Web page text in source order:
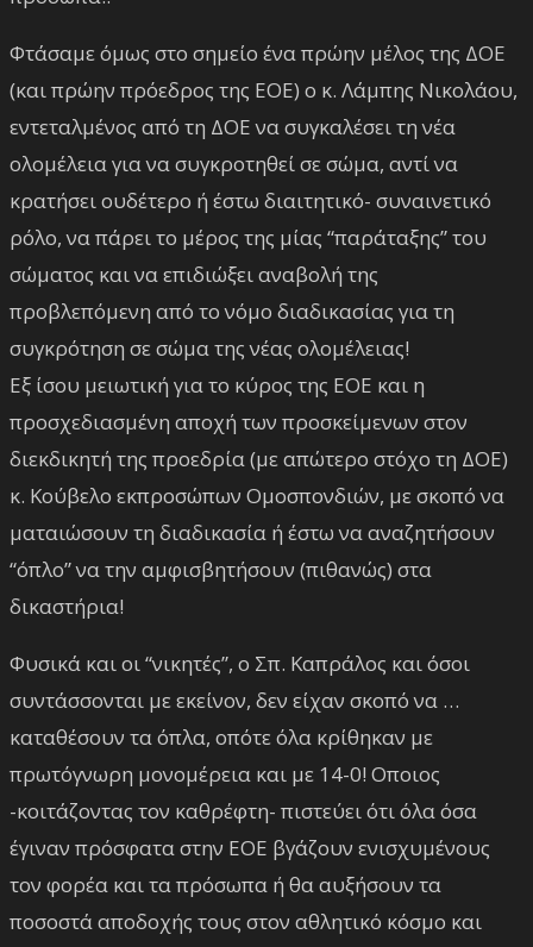
Φτάσαμε όμως στο σημείο ένα πρώην μέλος της ΔΟΕ
(και πρώην πρόεδρος της ΕΟΕ) ο κ. Λάμπης Νικολάου,
εντεταλμένος από τη ΔΟΕ να συγκαλέσει τη νέα
ολομέλεια για να συγκροτηθεί σε σώμα, αντί να
κρατήσει ουδέτερο ή έστω διαιτητικό- συναινετικό
ρόλο, να πάρει το μέρος της μίας “παράταξης” του
σώματος και να επιδιώξει αναβολή της
προβλεπόμενη από το νόμο διαδικασίας για τη
συγκρότηση σε σώμα της νέας ολομέλειας!
Εξ ίσου μειωτική για το κύρος της ΕΟΕ και η
προσχεδιασμένη αποχή των προσκείμενων στον
διεκδικητή της προεδρία (με απώτερο στόχο τη ΔΟΕ)
κ. Κούβελο εκπροσώπων Ομοσπονδιών, με σκοπό να
ματαιώσουν τη διαδικασία ή έστω να αναζητήσουν
“όπλο” να την αμφισβητήσουν (πιθανώς) στα
δικαστήρια!
Φυσικά και οι “νικητές”, ο Σπ. Καπράλος και όσοι
συντάσσονται με εκείνον, δεν είχαν σκοπό να …
καταθέσουν τα όπλα, οπότε όλα κρίθηκαν με
πρωτόγνωρη μονομέρεια και με 14-0! Οποιος
-κοιτάζοντας τον καθρέφτη- πιστεύει ότι όλα όσα
έγιναν πρόσφατα στην ΕΟΕ βγάζουν ενισχυμένους
τον φορέα και τα πρόσωπα ή θα αυξήσουν τα
ποσοστά αποδοχής τους στον αθλητικό κόσμο και